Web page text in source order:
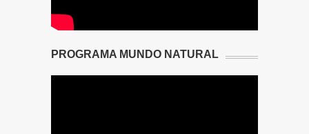
PROGRAMA MUNDO NATURAL